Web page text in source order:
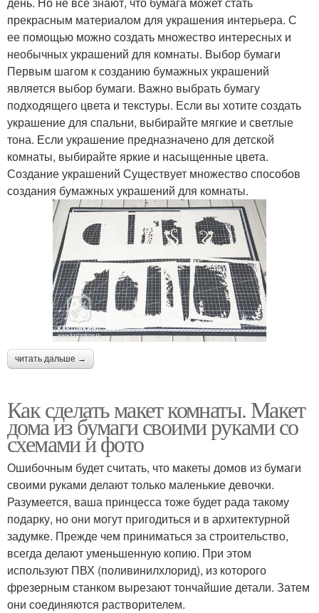
прекрасным материалом для украшения интерьера. С
ее помощью можно создать множество интересных и
необычных украшений для комнаты. Выбор бумаги
Первым шагом к созданию бумажных украшений
является выбор бумаги. Важно выбрать бумагу
подходящего цвета и текстуры. Если вы хотите создать
украшение для спальни, выбирайте мягкие и светлые
тона. Если украшение предназначено для детской
комнаты, выбирайте яркие и насыщенные цвета.
Создание украшений Существует множество способов
создания бумажных украшений для комнаты.
читать дальше →
Как сделать макет комнаты. Макет
дома из бумаги своими руками со
схемами и фото
Ошибочным будет считать, что макеты домов из бумаги
своими руками делают только маленькие девочки.
Разумеется, ваша принцесса тоже будет рада такому
подарку, но они могут пригодиться и в архитектурной
задумке. Прежде чем приниматься за строительство,
всегда делают уменьшенную копию. При этом
используют ПВХ (поливинилхлорид), из которого
фрезерным станком вырезают тончайшие детали. Затем
они соединяются растворителем.